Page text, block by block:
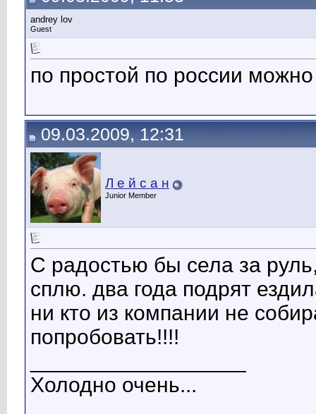
andrey lov
Guest
по простой по россии
09.03.2009, 12:31
Л е й с а н
Junior Member
С радостью бы села за
сплю. два года подрят
ни кто из компании не
попробовать!!!!
Холодно очень...